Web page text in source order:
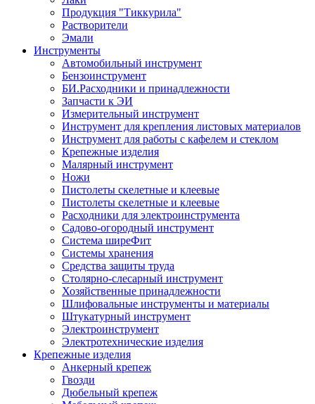
Продукция "Тиккурила"
Растворители
Эмали
Инструменты
Автомобильный инструмент
Бензоинструмент
БИ.Расходники и принадлежности
Запчасти к ЭИ
Измерительный инструмент
Инструмент для крепления листовых материалов
Инструмент для работы с кафелем и стеклом
Крепежные изделия
Малярный инструмент
Ножи
Пистолеты скелетные и клеевые
Пистолеты скелетные и клеевые
Расходники для электроинструмента
Садово-огородный инструмент
Система ширеФит
Системы хранения
Средства защиты труда
Столярно-слесарный инструмент
Хозяйственные принадлежности
Шлифовальные инструменты и материалы
Штукатурный инструмент
Электроинструмент
Электротехнические изделия
Крепежные изделия
Анкерный крепеж
Гвозди
Дюбельный крепеж